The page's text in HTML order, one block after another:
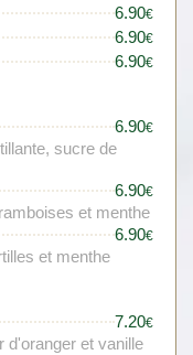
6.90€
6.90€
6.90€
6.90€
sucre de
6.90€
et menthe
6.90€
et menthe
7.20€
d'oranger et vanille